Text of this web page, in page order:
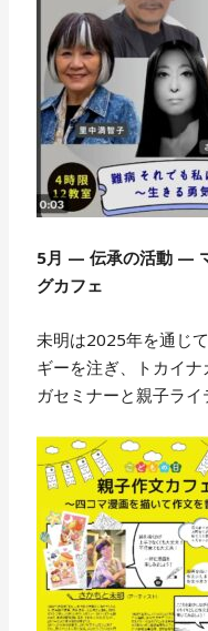
5月 — 伝承の活動 —
グカフェ
未明は2025年を通じ
ギーを注ぎ、トカイ
ガセミナーと親子ライ